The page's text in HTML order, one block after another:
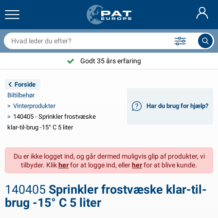
& tilbehør
udstyr til trailer
Belysning
Belysning Aspöck
Belysning Radex
belysning for tilhengere
panel
indvendig
& solprodukter
& 24V tilbehør
og topbetræk
& autocamper udvendig
& bobil invendig
til gas
tilbehør
tilbehør
og beslag
og sjækler
og vedligeholdelse
covers og tilbehør
Brandslukker & brandtæpper
produkter
Nederlands
Deutsch
English
Français
Norsk
Suomalainen
Godt 35 års erfaring
Forside
Biltilbehør
Vinterprodukter
140405 - Sprinkler frostvæske
klar-til-brug -15° C 5 liter
Har du brug for hjælp?
Du er ikke logget ind, og går dermed muligvis glip af produkter, vi
tilbyder. Klikherfor at logge ind, ellerherfor at blive kunde.
140405 Sprinkler frostvæske klar-til-
brug -15° C 5 liter